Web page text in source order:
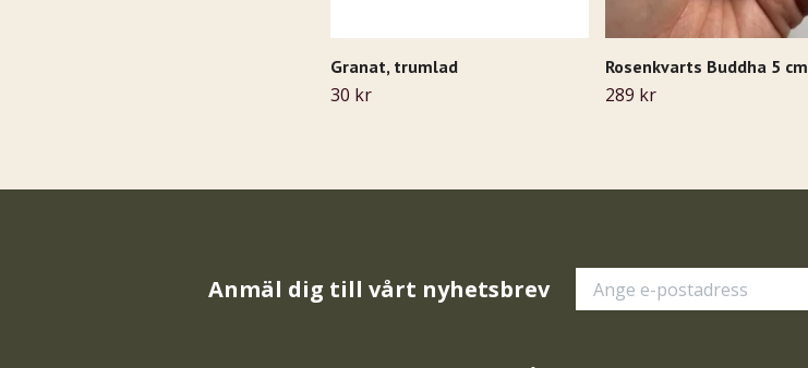
Granat, trumlad
30 kr
Rosenkvarts Buddha 5 cm
289 kr
Anmäl dig till vårt nyhetsbrev